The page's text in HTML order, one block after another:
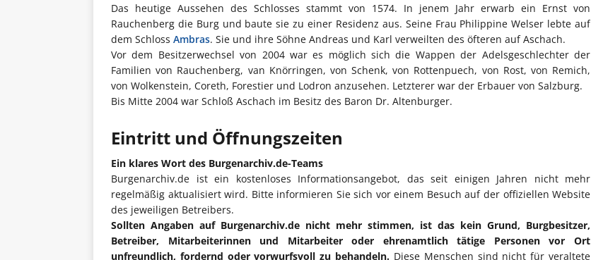
Das heutige Aussehen des Schlosses stammt von 1574. In jenem Jahr erwarb ein Ernst von
Rauchenberg die Burg und baute sie zu einer Residenz aus. Seine Frau Philippine Welser lebte auf
dem Schloss Ambras. Sie und ihre Söhne Andreas und Karl verweilten des öfteren auf Aschach.
Vor dem Besitzerwechsel von 2004 war es möglich sich die Wappen der Adelsgeschlechter der
Familien von Rauchenberg, van Knörringen, von Schenk, von Rottenpuech, von Rost, von Remich,
von Wolkenstein, Coreth, Forestier und Lodron anzusehen. Letzterer war der Erbauer von Salzburg.
Bis Mitte 2004 war Schloß Aschach im Besitz des Baron Dr. Altenburger.
Eintritt und Öffnungszeiten
Ein klares Wort des Burgenarchiv.de-Teams
Burgenarchiv.de ist ein kostenloses Informationsangebot, das seit einigen Jahren nicht mehr
regelmäßig aktualisiert wird. Bitte informieren Sie sich vor einem Besuch auf der offiziellen Website
des jeweiligen Betreibers.
Sollten Angaben auf Burgenarchiv.de nicht mehr stimmen, ist das kein Grund, Burgbesitzer,
Betreiber, Mitarbeiterinnen und Mitarbeiter oder ehrenamtlich tätige Personen vor Ort
unfreundlich, fordernd oder vorwurfsvoll zu behandeln. Diese Menschen sind nicht für veraltete